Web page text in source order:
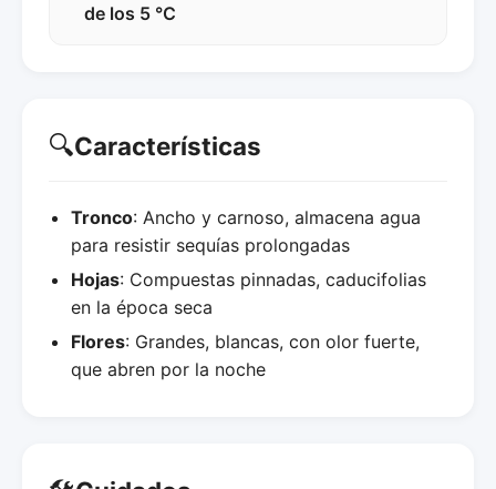
de los 5 °C
🔍Características
Tronco: Ancho y carnoso, almacena agua
para resistir sequías prolongadas
Hojas: Compuestas pinnadas, caducifolias
en la época seca
Flores: Grandes, blancas, con olor fuerte,
que abren por la noche